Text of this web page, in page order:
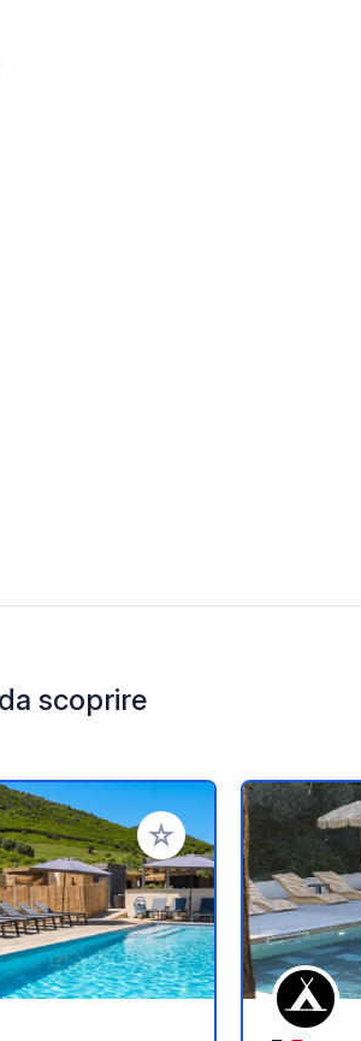
scoprire
Aggiungi ai tuoi preferiti